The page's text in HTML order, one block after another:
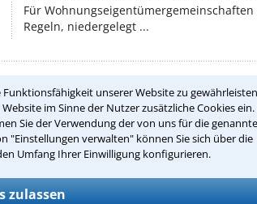
unserer Website zu
im Sinne der Nutzer zusätzliche Cookies
Sie der Verwendung der von uns für die
"Einstellungen verwalten" können Sie sich über die
Umfang Ihrer Einwilligung konfigurieren.
zulassen
Für
Regeln, niedergelegt ...
Rechtswissen